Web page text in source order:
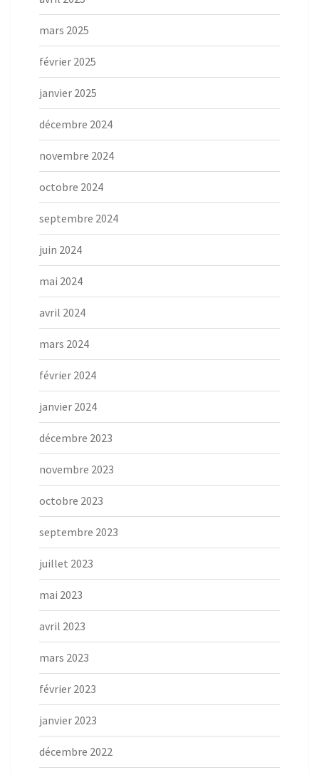
mars 2025
février 2025
janvier 2025
décembre 2024
novembre 2024
octobre 2024
septembre 2024
juin 2024
mai 2024
avril 2024
mars 2024
février 2024
janvier 2024
décembre 2023
novembre 2023
octobre 2023
septembre 2023
juillet 2023
mai 2023
avril 2023
mars 2023
février 2023
janvier 2023
décembre 2022